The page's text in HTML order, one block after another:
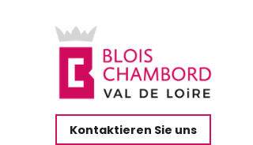
Kontaktieren Sie uns